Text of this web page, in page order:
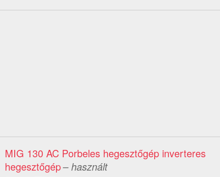
MIG 130 AC Porbeles hegesztőgép inverteres
hegesztőgép– használt